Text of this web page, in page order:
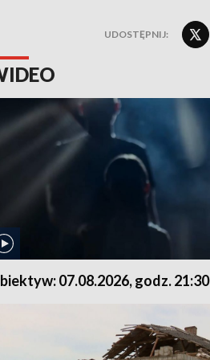
UDOSTĘPNIJ:
07.08.2026, godz. 21:30